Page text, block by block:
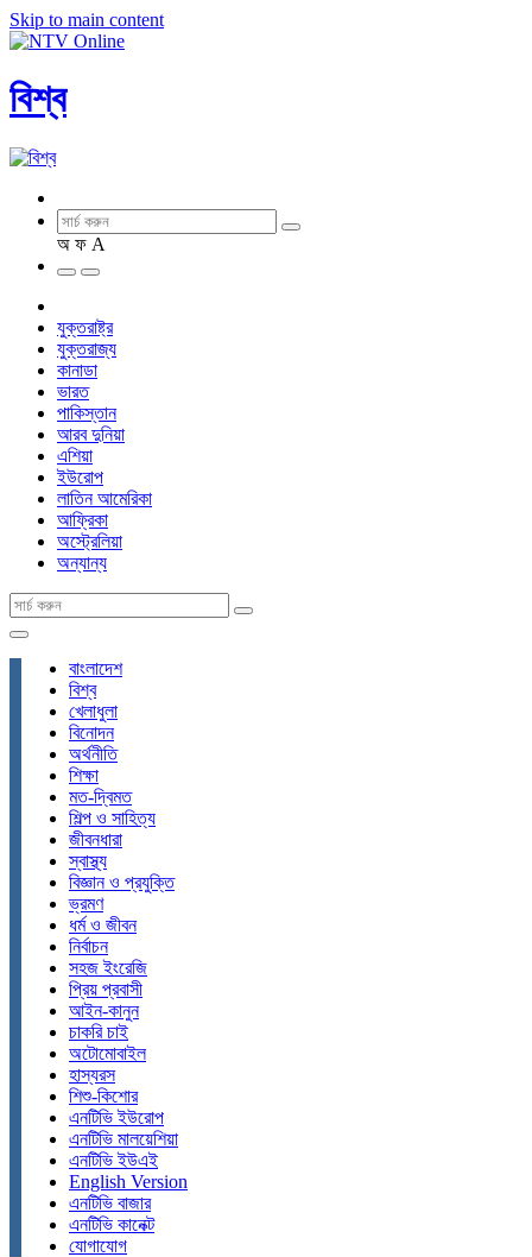
Skip to main content
বিশ্ব
অ ফ A
যুক্তরাষ্ট্র
যুক্তরাজ্য
কানাডা
ভারত
পাকিস্তান
আরব দুনিয়া
এশিয়া
ইউরোপ
লাতিন আমেরিকা
আফ্রিকা
অস্ট্রেলিয়া
অন্যান্য
বাংলাদেশ
বিশ্ব
খেলাধুলা
বিনোদন
অর্থনীতি
শিক্ষা
মত-দ্বিমত
শিল্প ও সাহিত্য
জীবনধারা
স্বাস্থ্য
বিজ্ঞান ও প্রযুক্তি
ভ্রমণ
ধর্ম ও জীবন
নির্বাচন
সহজ ইংরেজি
প্রিয় প্রবাসী
আইন-কানুন
চাকরি চাই
অটোমোবাইল
হাস্যরস
শিশু-কিশোর
এনটিভি ইউরোপ
এনটিভি মালয়েশিয়া
এনটিভি ইউএই
English Version
এনটিভি বাজার
এনটিভি কানেক্ট
যোগাযোগ